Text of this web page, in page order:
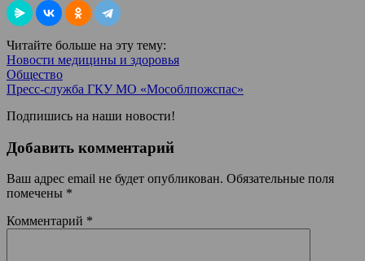
Читайте больше на эту тему:
Новости медицины и здоровья
Общество
Пресс-служба ГКУ МО «Мособлпожспас»
Подпишись на наши новости!
Добавить комментарий
Ваш адрес email не будет опубликован. Обязательные поля
помечены *
Комментарий *